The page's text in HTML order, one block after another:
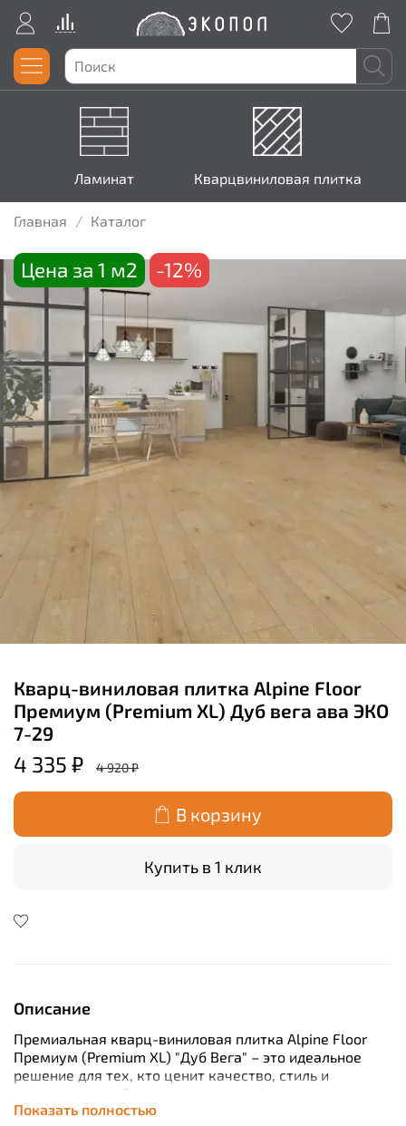
Ламинат Кварцвиниловая плитка
Главная Каталог
Цена за 1 м2 -12%
Кварц-виниловая плитка Alpine Floor
Премиум (Premium XL) Дуб вега ава ЭКО
7-29
4 335 ₽ 4 920 ₽
В корзину
Купить в 1 клик
Описание
Премиальная кварц-виниловая плитка Alpine Floor
Премиум (Premium XL) "Дуб Вега" – это идеальное
решение для тех, кто ценит качество, стиль и
долговечность. Этот инновационный материал
обладает классом износостойкости 43, что делает его
Показать полностью